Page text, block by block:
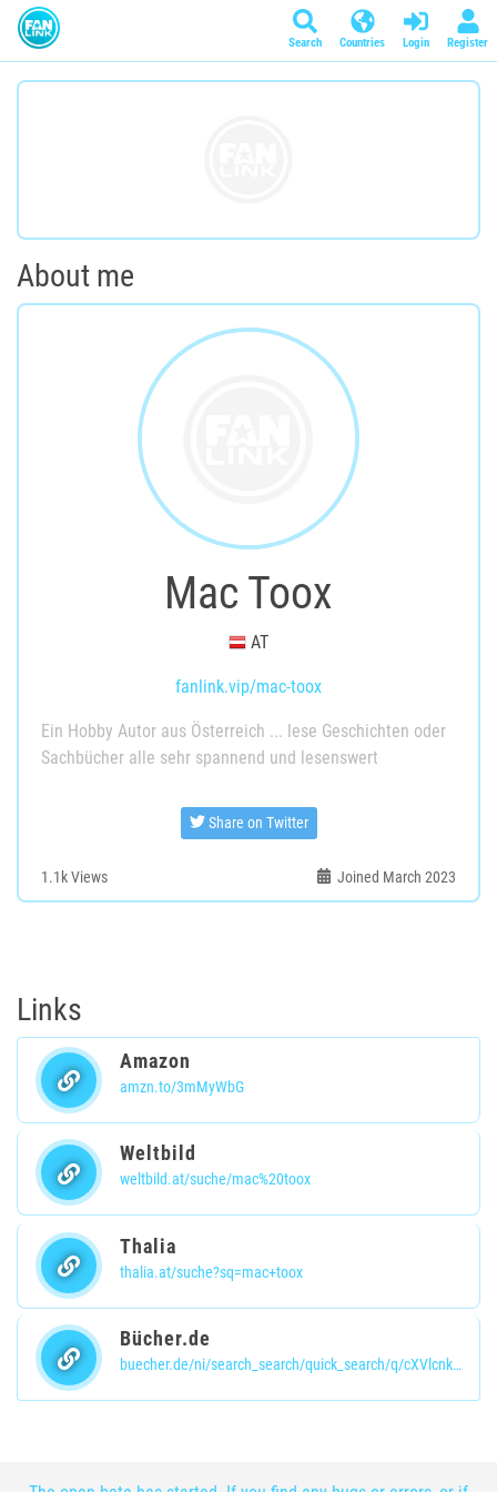
Search Countries Login Register
About me
Mac Toox
AT
fanlink.vip/mac-toox
Ein Hobby Autor aus Österreich ... lese Geschichten oder
Sachbücher alle sehr spannend und lesenswert
Share on Twitter
1.1kViews Joined March 2023
Links
Amazon
amzn.to/3mMyWbG
Weltbild
weltbild.at/suche/mac%20toox
Thalia
thalia.at/suche?sq=mac+toox
Bücher.de
buecher.de/ni/search_search/quick_search/q/cXVlcnk9bWFjK3Rvb3gmcmVzdWx0cz0xNSZwYWdlPTE=/receiver_object/shop_search_quicksearch/